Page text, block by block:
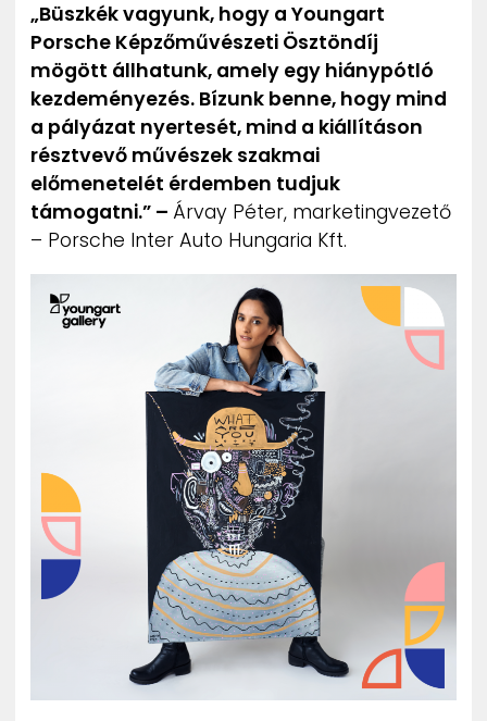
„Büszkék vagyunk, hogy a Youngart
Porsche Képzőművészeti Ösztöndíj
mögött állhatunk, amely egy hiánypótló
kezdeményezés. Bízunk benne, hogy mind
a pályázat nyertesét, mind a kiállításon
résztvevő művészek szakmai
előmenetelét érdemben tudjuk
támogatni.” – Árvay Péter, marketingvezető
– Porsche Inter Auto Hungaria Kft.